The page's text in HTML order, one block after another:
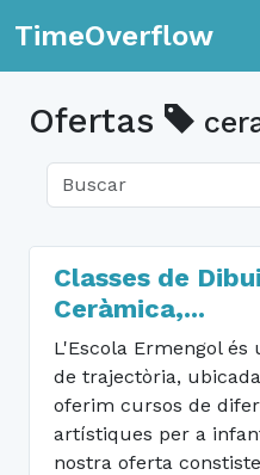
TimeOverflow
Ofertas
Classes de
Ceràmica,...
L'Escola Ermengol és
de trajectòria,
oferim cursos de
artístiques per a
nostra oferta